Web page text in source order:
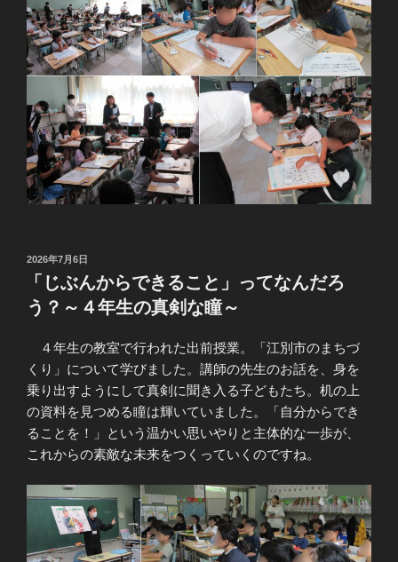
投
2026年7月6日
「じぶんからできること」ってなんだろ
う？～４年生の真剣な瞳～
４年生の教室で行われた出前授業。「江別市のまちづ
くり」について学びました。講師の先生のお話を、身を
乗り出すようにして真剣に聞き入る子どもたち。机の上
の資料を見つめる瞳は輝いていました。「自分からでき
ることを！」という温かい思いやりと主体的な一歩が、
これからの素敵な未来をつくっていくのですね。